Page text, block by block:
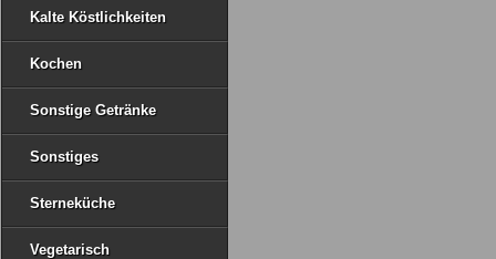
Kalte Köstlichkeiten
Kochen
Sonstige Getränke
Sonstiges
Sterneküche
Vegetarisch